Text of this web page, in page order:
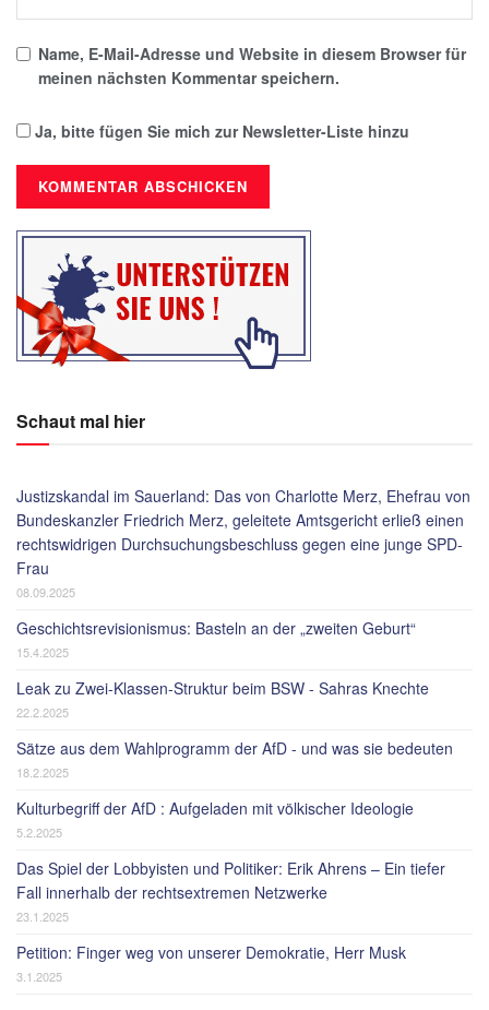
Name, E-Mail-Adresse und Website in diesem Browser für
meinen nächsten Kommentar speichern.
Ja, bitte fügen Sie mich zur Newsletter-Liste hinzu
Schaut mal hier
Justizskandal im Sauerland: Das von Charlotte Merz, Ehefrau von
Bundeskanzler Friedrich Merz, geleitete Amtsgericht erließ einen
rechtswidrigen Durchsuchungsbeschluss gegen eine junge SPD-
Frau
08.09.2025
Geschichtsrevisionismus: Basteln an der „zweiten Geburt“
15.4.2025
Leak zu Zwei-Klassen-Struktur beim BSW - Sahras Knechte
22.2.2025
Sätze aus dem Wahlprogramm der AfD - und was sie bedeuten
18.2.2025
Kulturbegriff der AfD : Aufgeladen mit völkischer Ideologie
5.2.2025
Das Spiel der Lobbyisten und Politiker: Erik Ahrens – Ein tiefer
Fall innerhalb der rechtsextremen Netzwerke
23.1.2025
Petition: Finger weg von unserer Demokratie, Herr Musk
3.1.2025